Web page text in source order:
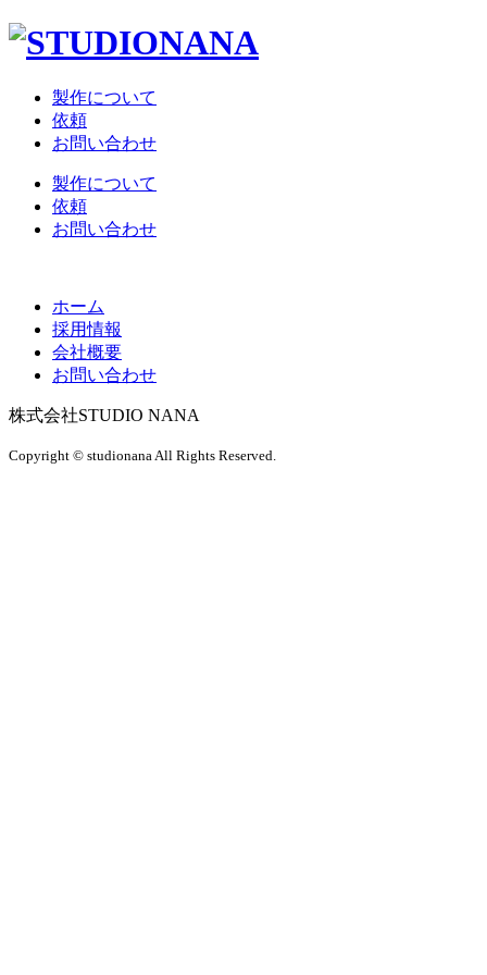
製作について
依頼
お問い合わせ
製作について
依頼
お問い合わせ
ホーム
採用情報
会社概要
お問い合わせ
株式会社STUDIO NANA
Copyright © studionana All Rights Reserved.